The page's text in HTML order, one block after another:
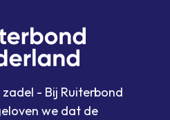
- Bij Ruiterbond
we dat de